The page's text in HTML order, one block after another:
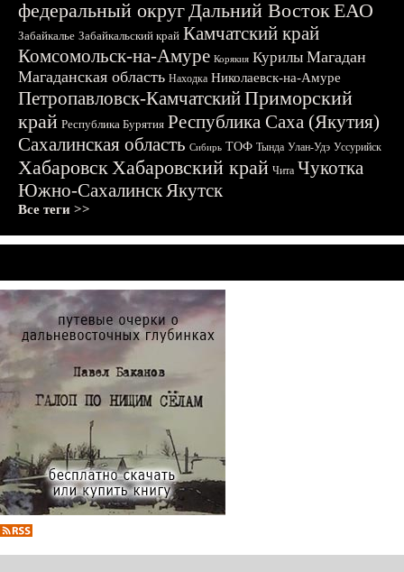
федеральный округДальний ВостокЕАО
Забайкалье Забайкальский край Камчатский край
Комсомольск-на-Амуре Корякия Курилы Магадан
Магаданская область Находка Николаевск-на-Амуре
Петропавловск-КамчатскийПриморский
край Республика Бурятия Республика Саха (Якутия)
Сахалинская область Сибирь ТОФ Тында Улан-Удэ Уссурийск
ХабаровскХабаровский край Чита Чукотка
Южно-СахалинскЯкутск
Все теги >>